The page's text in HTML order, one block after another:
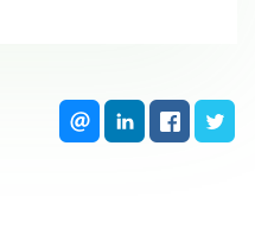
phosphorique, ce qui
certains tuyaux.